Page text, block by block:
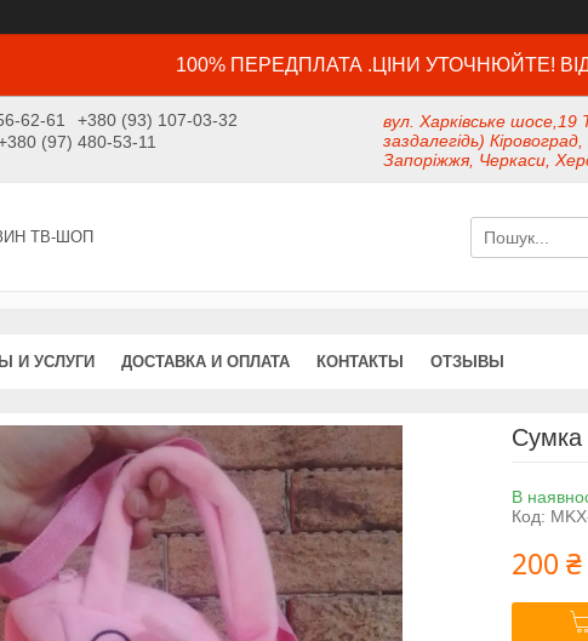
100% ПЕРЕДПЛАТА .ЦІНИ УТОЧНЮЙТЕ!
62-61
+380 (93) 107-03-32
(97) 480-53-11
вул. Харківське
заздалегідь)
Запоріжжя, Черкаси,
ТВ-ШОП
И УСЛУГИ ДОСТАВКА И ОПЛАТА КОНТАКТЫ ОТЗЫВЫ
Сумка
В
Код:
200 ₴